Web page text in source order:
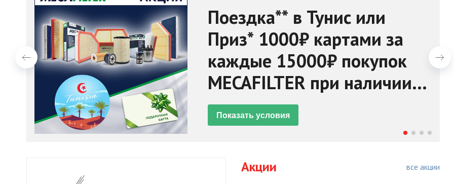
Поездка** в Тунис или
Приз* 1000₽ картами за
каждые 15000₽ покупок
MECAFILTER при наличии
прироста от 25%
Показать условия
Акции все акции